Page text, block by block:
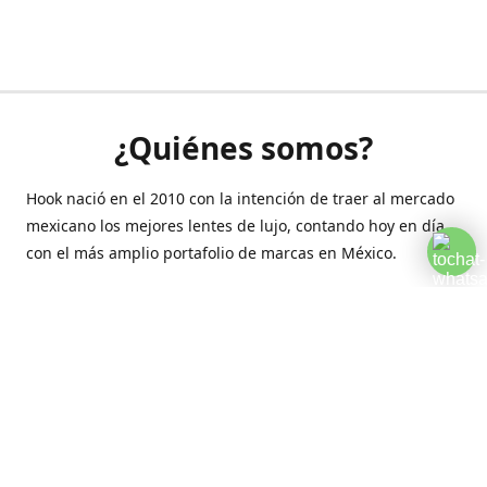
¿Quiénes somos?
Hook nació en el 2010 con la intención de traer al mercado
mexicano los mejores lentes de lujo, contando hoy en día
con el más amplio portafolio de marcas en México.